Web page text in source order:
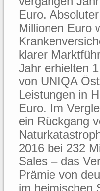
Euro.
Millionen Euro
klarer
Jahr erhielten
von UNIQA
Leistungen in
Euro. Im
ein Rückgang
2016 bei 232
Sales – das
Prämie von
im heimischen